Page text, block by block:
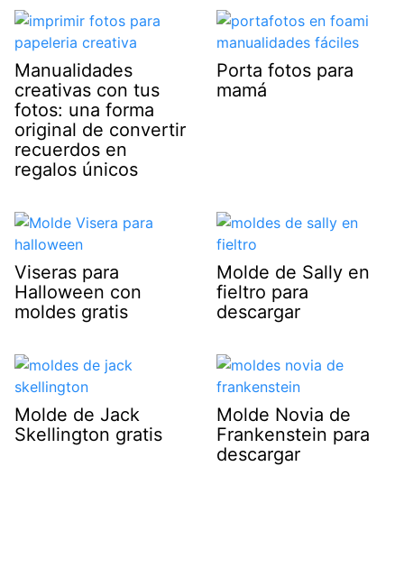
Manualidades
creativas con tus
fotos: una forma
original de convertir
recuerdos en
regalos únicos
Porta fotos para
mamá
Viseras para
Halloween con
moldes gratis
Molde de Sally en
fieltro para
descargar
Molde de Jack
Skellington gratis
Molde Novia de
Frankenstein para
descargar